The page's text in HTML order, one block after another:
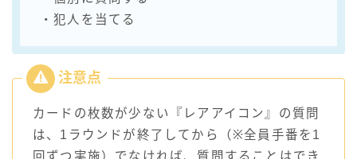
・犯人を当てる
カードの枚数が少ない『レアアイコン』の質問
は、1ラウンドが終了してから（※全員手番を1